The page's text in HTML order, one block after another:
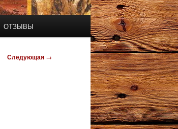
ОТЗЫВЫ
Следующая →